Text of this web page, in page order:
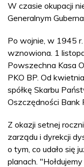
W czasie okupacji
Generalnym
Po wojnie, w 1945
wznowiona. 1
Powszechna Kasa
PKO BP. Od
spółkę Skarbu
Oszczędności Bank
Z okazji setnej
zarządu i dyrekcji
o tym, co udało się
planach.